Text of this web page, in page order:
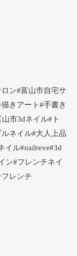
ン#富山市自宅サ
きアート#手書き
市3dネイル#ト
ネイル#大人上品
イル#nailreve#3d
ン#フレンチネイ
レンチ